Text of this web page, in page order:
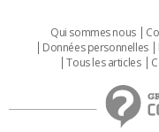
Qui sommes nous
Données personnelles
Tous les articles